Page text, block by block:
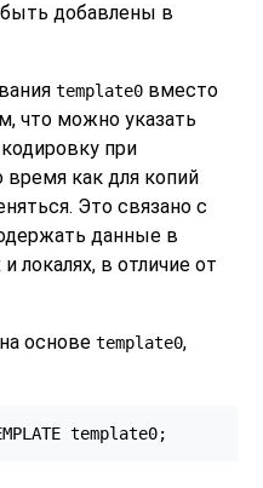
добавлены в
template0 вместо
что можно указать
при
время как для копий
Это связано с
данные в
локалях, в отличие от
основе template0,
template0;